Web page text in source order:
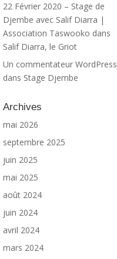
22 Février 2020 – Stage de
Djembe avec Salif Diarra |
Association Taswooko dans
Salif Diarra, le Griot
Un commentateur WordPress
dans Stage Djembe
Archives
mai 2026
septembre 2025
juin 2025
mai 2025
août 2024
juin 2024
avril 2024
mars 2024